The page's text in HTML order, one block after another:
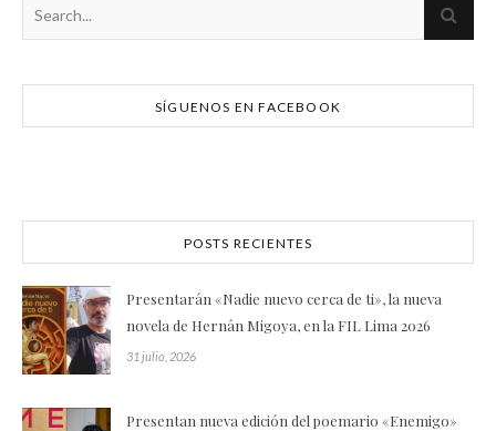
SÍGUENOS EN FACEBOOK
POSTS RECIENTES
Presentarán «Nadie nuevo cerca de ti», la nueva
novela de Hernán Migoya, en la FIL Lima 2026
31 julio, 2026
Presentan nueva edición del poemario «Enemigo»